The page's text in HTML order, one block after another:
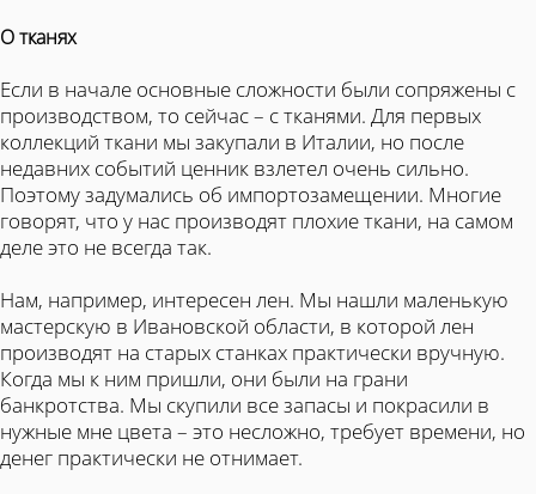
О тканях
Если в начале основные сложности были сопряжены с
производством, то сейчас – с тканями. Для первых
коллекций ткани мы закупали в Италии, но после
недавних событий ценник взлетел очень сильно.
Поэтому задумались об импортозамещении. Многие
говорят, что у нас производят плохие ткани, на самом
деле это не всегда так.
Нам, например, интересен лен. Мы нашли маленькую
мастерскую в Ивановской области, в которой лен
производят на старых станках практически вручную.
Когда мы к ним пришли, они были на грани
банкротства. Мы скупили все запасы и покрасили в
нужные мне цвета – это несложно, требует времени, но
денег практически не отнимает.